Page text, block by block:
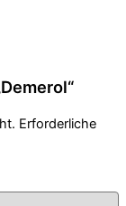
Erforderliche